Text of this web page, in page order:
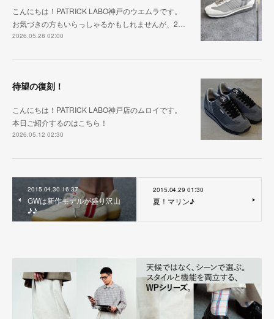
こんにちは！PATRICK LABO神戸のウエムラです。
お気づきの方もいらっしゃるかもしれませんが、2…
2026.05.28 02:00
待望の復刻！
こんにちは！PATRICK LABO神戸店のムロイです。
本日ご紹介するのはこちら！
2026.05.12 02:30
2015.04.30 16:37
GWは新作モデルが盛り沢山
♪♪
2015.04.29 01:30
夏！マリン♪